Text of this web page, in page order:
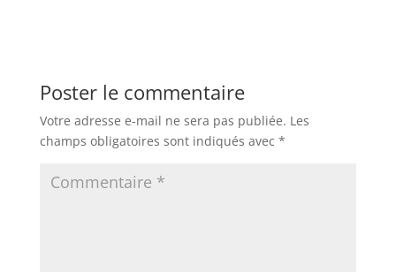
Poster le commentaire
Votre adresse e-mail ne sera pas publiée. Les
champs obligatoires sont indiqués avec *